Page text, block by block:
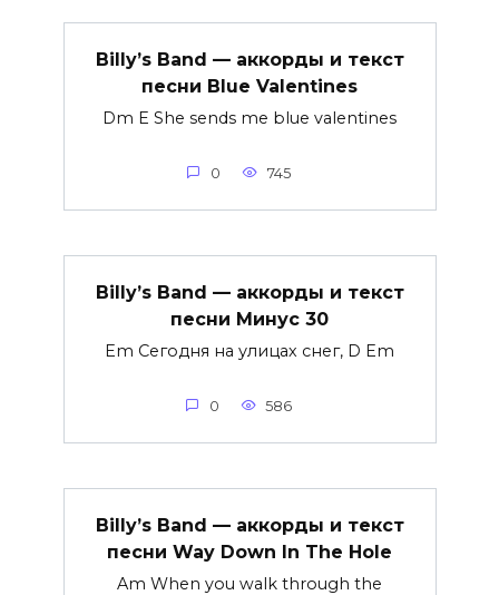
Billy’s Band — аккорды и текст
песни Blue Valentines
Dm E She sends me blue valentines
0 745
Billy’s Band — аккорды и текст
песни Минус 30
Em Сегодня на улицах снег, D Em
0 586
Billy’s Band — аккорды и текст
песни Way Down In The Hole
Am When you walk through the